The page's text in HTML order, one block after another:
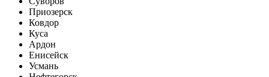
Приозерск
Ковдор
Куса
Ардон
Енисейск
Усмань